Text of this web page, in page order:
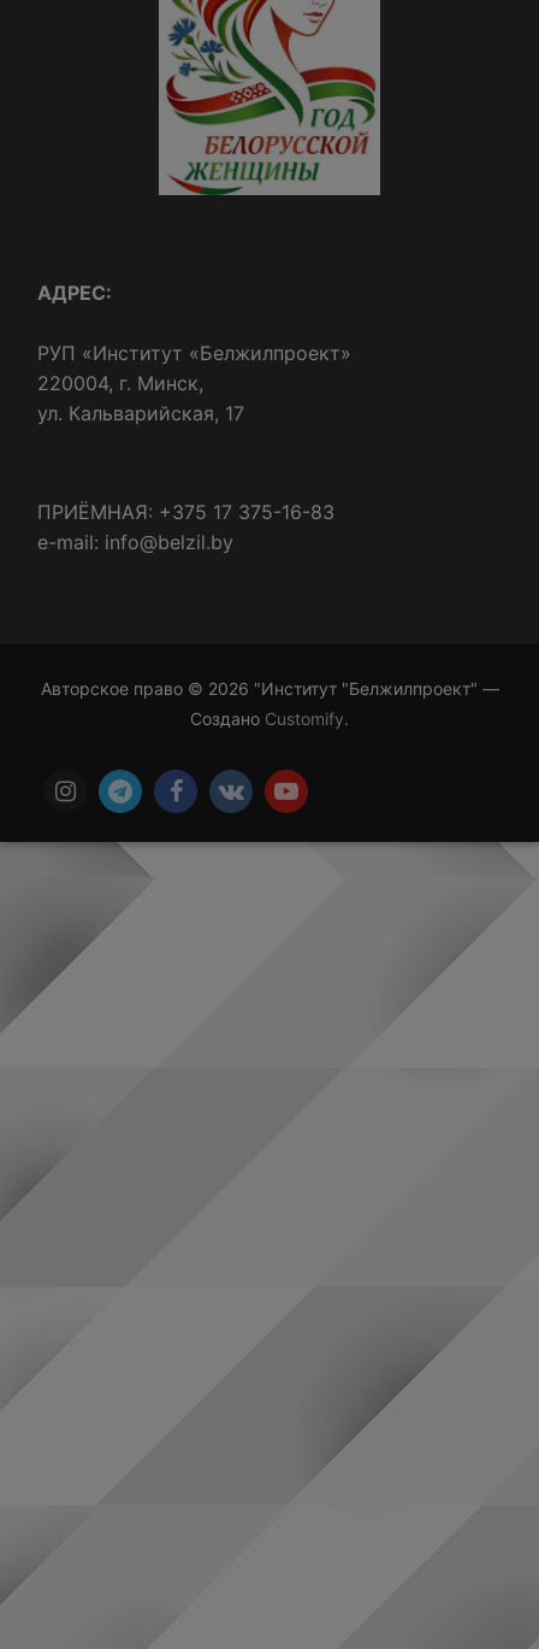
АДРЕС:
РУП «Институт «Белжилпроект»
220004, г. Минск,
ул. Кальварийская, 17
ПРИЁМНАЯ: +375 17 375-16-83
e-mail: info@belzil.by
Авторское право © 2026 "Институт "Белжилпроект" —
Создано Customify.